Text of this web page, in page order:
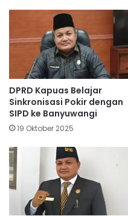
DPRD Kapuas Belajar
Sinkronisasi Pokir dengan
SIPD ke Banyuwangi
19 Oktober 2025